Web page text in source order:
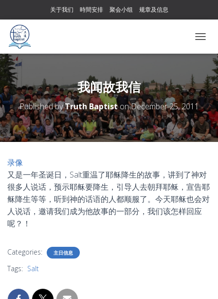
关于我们 時間安排 聚会小组 规章及信息
O
E
N
A
V
I
G
O
N
我闻故我信
Published byTruth BaptistonDecember 25, 2011
录像
又是一年圣诞日，Salt重温了耶稣降生的故事，讲到了神对
很多人说话，预示耶稣要降生，引导人去朝拜耶稣，宣告耶
稣降生等等，听到神的话语的人都顺服了。今天耶稣也会对
人说话，邀请我们成为他故事的一部分，我们该怎样回应
呢？！
Categories: 主日信息
Tags: Salt